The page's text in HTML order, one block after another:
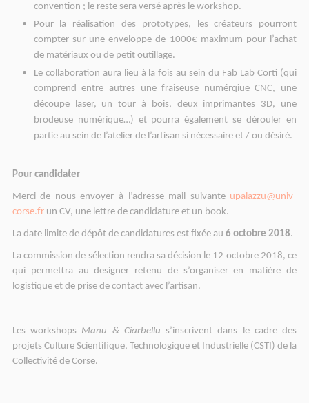
convention ; le reste sera versé après le workshop.
Pour la réalisation des prototypes, les créateurs pourront
compter sur une enveloppe de 1000€ maximum pour l’achat
de matériaux ou de petit outillage.
Le collaboration aura lieu à la fois au sein du Fab Lab Corti (qui
comprend entre autres une fraiseuse numérqiue CNC, une
découpe laser, un tour à bois, deux imprimantes 3D, une
brodeuse numérique…) et pourra également se dérouler en
partie au sein de l’atelier de l’artisan si nécessaire et / ou désiré.
Pour candidater
Merci de nous envoyer à l’adresse mail suivante upalazzu@univ-
corse.frun CV, une lettre de candidature et un book.
La date limite de dépôt de candidatures est fixée au 6 octobre 2018.
La commission de sélection rendra sa décision le 12 octobre 2018, ce
qui permettra au designer retenu de s’organiser en matière de
logistique et de prise de contact avec l’artisan.
Les workshops Manu & Ciarbellu s’inscrivent dans le cadre des
projets Culture Scientifique, Technologique et Industrielle (CSTI) de la
Collectivité de Corse.